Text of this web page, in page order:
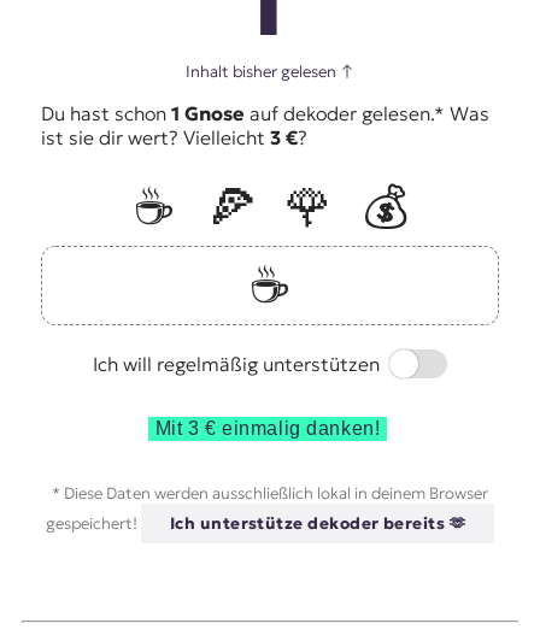
Inhalt bisher gelesen ↑
Du hast schon 1 Gnose auf dekoder gelesen.* Was
ist sie dir wert? Vielleicht 3 €?
☕️ 🍕 🌹
💰
☕️
Ich will regelmäßig unterstützen
Switch
Mit 3 € einmalig danken!
* Diese Daten werden ausschließlich lokal in deinem Browser
gespeichert!
Ich unterstütze dekoder bereits 🫶